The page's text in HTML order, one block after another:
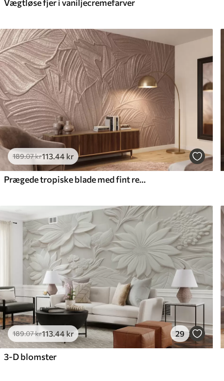
Vægtløse fjer i vaniljecremefarver
189.07kr113.44 kr
Prægede tropiske blade med fint relief i varme beige nuancer
189.07kr113 .44 kr 29
3-D blomster